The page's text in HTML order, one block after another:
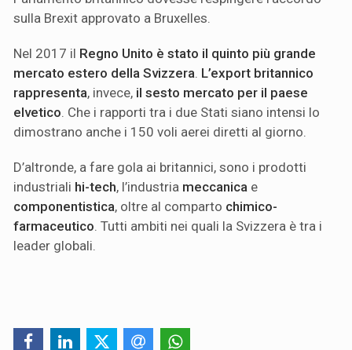
sulla Brexit approvato a Bruxelles.
Nel 2017 il Regno Unito è stato il quinto più grande
mercato estero della Svizzera L’export britannico
rappresenta, invece, il sesto mercato per il paese
elvetico . Che i rapporti tra i due Stati siano intensi lo
dimostrano anche i 150 voli aerei diretti al giorno.
D’altronde, a fare gola ai britannici, sono i prodotti
industriali hi-tech, l’industria meccanica e
componentistica, oltre al comparto chimico-
farmaceutico . Tutti ambiti nei quali la Svizzera è tra i
leader globali.